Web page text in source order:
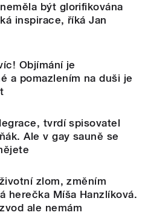
být glorifikována
inspirace, říká Jan
Objímání je
a pomazlením na duši je
tvrdí spisovatel
Ale v gay sauně se
zlom, změním
herečka Míša Hanzlíková.
ale nemám